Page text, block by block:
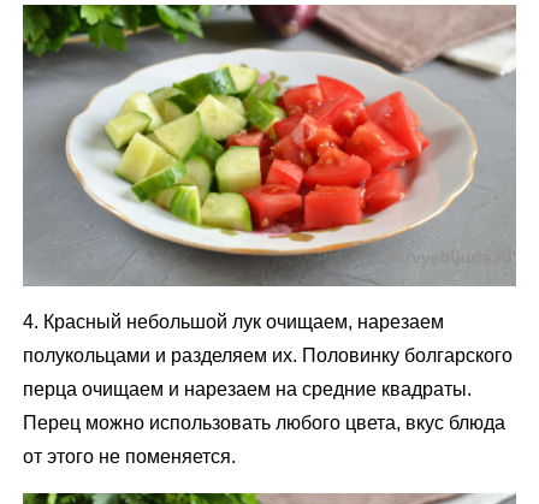
4. Красный небольшой лук очищаем, нарезаем
полукольцами и разделяем их. Половинку болгарского
перца очищаем и нарезаем на средние квадраты.
Перец можно использовать любого цвета, вкус блюда
от этого не поменяется.